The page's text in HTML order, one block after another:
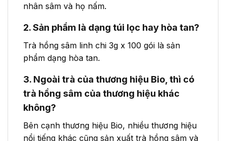
nhân sâm và họ nấm.
2. Sản phẩm là dạng túi lọc hay hòa tan?
Trà hồng sâm linh chi 3g x 100 gói là sản
phẩm dạng hòa tan.
3. Ngoài trà của thương hiệu Bio, thì có
trà hồng sâm của thương hiệu khác
không?
Bên cạnh thương hiệu Bio, nhiều thương hiệu
nổi tiếng khác cũng sản xuất trà hồng sâm và